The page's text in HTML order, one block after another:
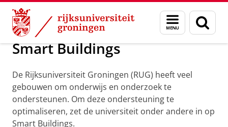
Skip
Content
Skip
Navigation
Menu
en
zoeken
Maatschappij/bedrijven Smart Buildings
Smart Buildings
De Rijksuniversiteit Groningen (RUG) heeft veel
gebouwen om onderwijs en onderzoek te
ondersteunen. Om deze ondersteuning te
optimaliseren, zet de universiteit onder andere in op
Smart Buildings.